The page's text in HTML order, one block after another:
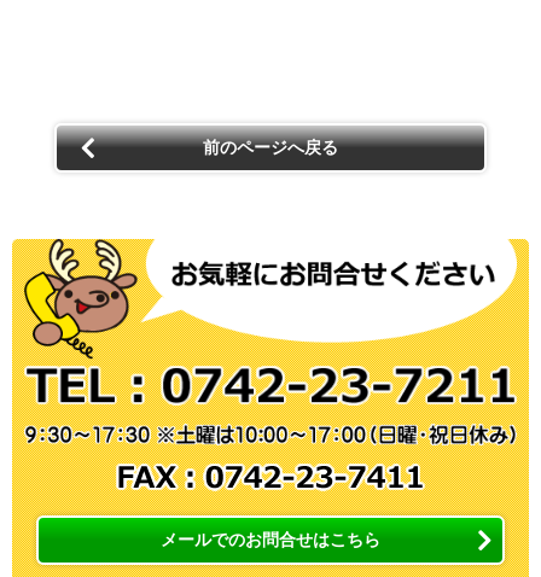
前のページへ戻る
メールでのお問合せはこちら